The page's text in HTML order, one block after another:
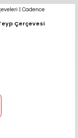
Çerçevesi